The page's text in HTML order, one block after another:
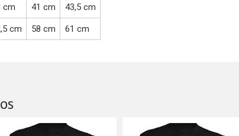
cm 41 cm 43,5 cm
cm 58 cm 61 cm